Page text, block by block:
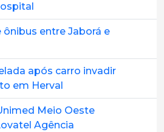
ônibus entre Jaborá e
após carro invadir
em Herval
Meio Oeste
Agência